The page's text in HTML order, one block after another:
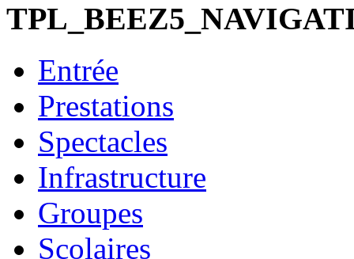
Entrée
Prestations
Spectacles
Infrastructure
Groupes
Scolaires